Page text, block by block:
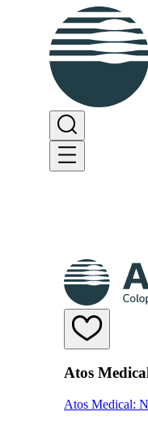
Atos
Atos Medical: